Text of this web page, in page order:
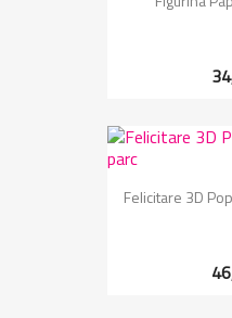
Felicitare 3D